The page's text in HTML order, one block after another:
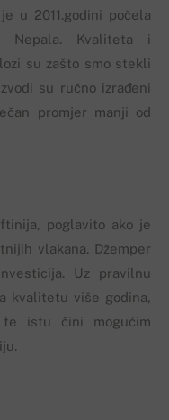
u 2011.godini počela
Nepala. Kvaliteta i
su zašto smo stekli
su ručno izrađeni
promjer manji od
poglavito ako je
vlakana. Džemper
Uz pravilnu
kvalitetu više godina,
te istu čini mogućim